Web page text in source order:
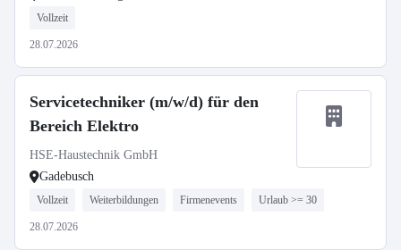
Vollzeit
28.07.2026
Servicetechniker (m/w/d) für den
Bereich Elektro
HSE-Haustechnik GmbH
Gadebusch
Vollzeit Weiterbildungen Firmenevents Urlaub >= 30
28.07.2026